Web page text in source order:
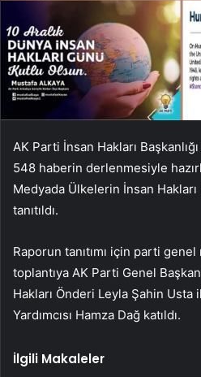
AK Parti İnsan Hakları
548 haberin derlenmesiyle
Medyada Ülkelerin İnsan
tanıtıldı.
Raporun tanıtımı için parti
toplantıya AK Parti Genel Başkan
Hakları Önderi Leyla Şahin Usta
Yardımcısı Hamza Dağ katıldı.
İlgili Makaleler